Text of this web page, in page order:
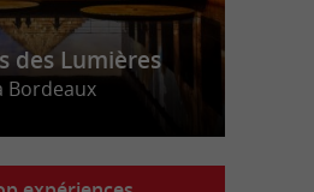
des Lumières
Bordeaux